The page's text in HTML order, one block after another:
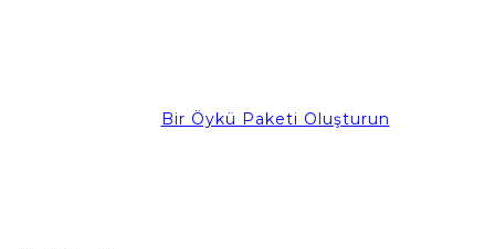
Bir Öykü Paketi Oluşturun